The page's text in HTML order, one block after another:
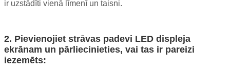
ir uzstādīti vienā līmenī un taisni.
2. Pievienojiet strāvas padevi LED displeja
ekrānam un pārliecinieties, vai tas ir pareizi
iezemēts: